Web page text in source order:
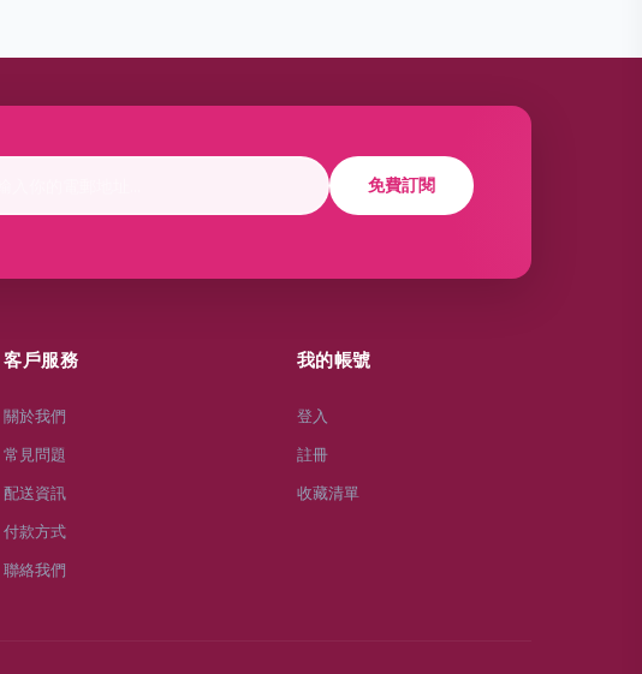
免費訂閱
客戶服務
關於我們
常見問題
配送資訊
付款方式
聯絡我們
我的帳號
登入
註冊
收藏清單